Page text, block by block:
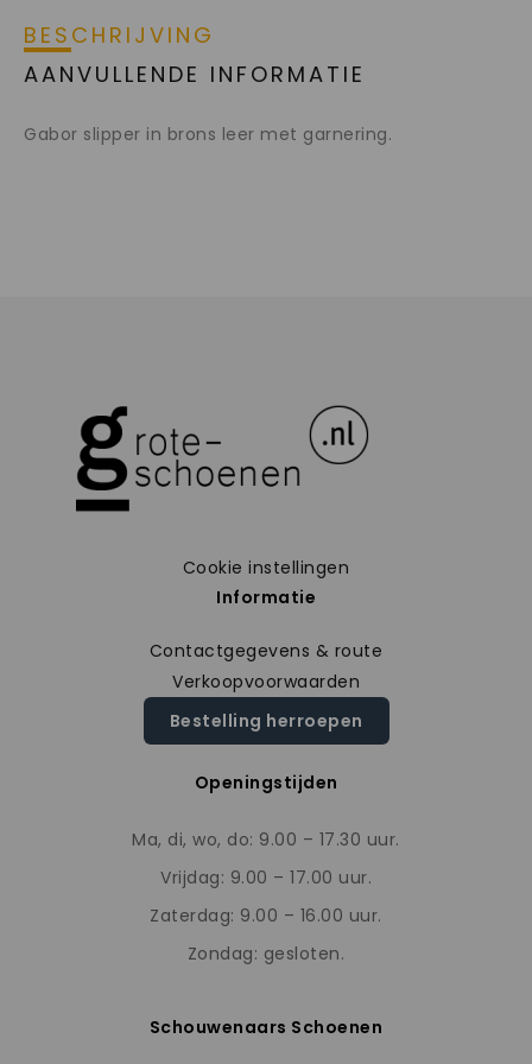
BESCHRIJVING
AANVULLENDE INFORMATIE
Gabor slipper in brons leer met garnering.
Cookie instellingen
Informatie
Contactgegevens & route
Verkoopvoorwaarden
Bestelling herroepen
Openingstijden
Ma, di, wo, do: 9.00 – 17.30 uur.
Vrijdag: 9.00 – 17.00 uur.
Zaterdag: 9.00 – 16.00 uur.
Zondag: gesloten.
Schouwenaars Schoenen